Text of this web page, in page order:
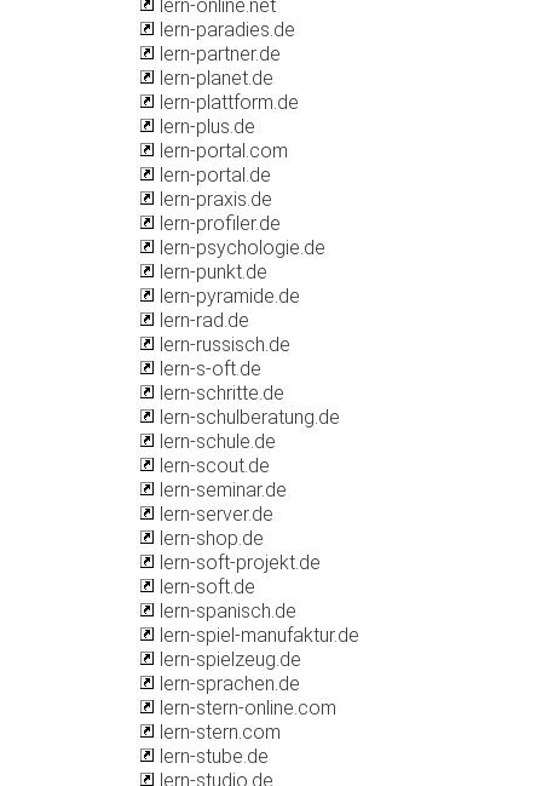
lern-online.net
lern-paradies.de
lern-partner.de
lern-planet.de
lern-plattform.de
lern-plus.de
lern-portal.com
lern-portal.de
lern-praxis.de
lern-profiler.de
lern-psychologie.de
lern-punkt.de
lern-pyramide.de
lern-rad.de
lern-russisch.de
lern-s-oft.de
lern-schritte.de
lern-schulberatung.de
lern-schule.de
lern-scout.de
lern-seminar.de
lern-server.de
lern-shop.de
lern-soft-projekt.de
lern-soft.de
lern-spanisch.de
lern-spiel-manufaktur.de
lern-spielzeug.de
lern-sprachen.de
lern-stern-online.com
lern-stern.com
lern-stube.de
lern-studio.de